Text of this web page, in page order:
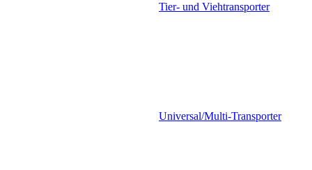
Tier- und Viehtransporter
Universal/Multi-Transporter